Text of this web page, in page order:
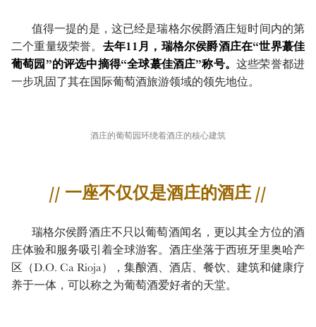
值得一提的是，这已经是瑞格尔侯爵酒庄短时间内的第
二个重量级荣誉。 去年11月，瑞格尔侯爵酒庄在“世界蕞佳
葡萄园”的评选中摘得“全球蕞佳酒庄”称号。这些荣誉都进
一步巩固了其在国际葡萄酒旅游领域的领先地位。
酒庄的葡萄园环绕着酒庄的核心建筑
// 一座不仅仅是酒庄的酒庄 //
瑞格尔侯爵酒庄不只以葡萄酒闻名，更以其全方位的酒
庄体验和服务吸引着全球游客。酒庄坐落于西班牙里奥哈产
区（D.O. Ca Rioja），集酿酒、酒店、餐饮、建筑和健康疗
养于一体，可以称之为葡萄酒爱好者的天堂。